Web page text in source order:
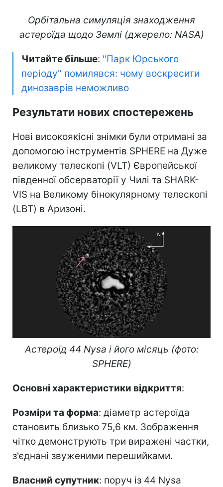
Орбітальна симуляція знаходження
астероїда щодо Землі (джерело: NASA)
Читайте більше: "Парк Юрського
періоду" помилявся: чому воскресити
динозаврів неможливо
Результати нових спостережень
Нові високоякісні знімки були отримані за
допомогою інструментів SPHERE на Дуже
великому телескопі (VLT) Європейської
південної обсерваторії у Чилі та SHARK-
VIS на Великому бінокулярному телескопі
(LBT) в Аризоні.
Астероїд 44 Nysa і його місяць (фото:
SPHERE)
Основні характеристики відкриття:
Розміри та форма: діаметр астероїда
становить близько 75,6 км. Зображення
чітко демонструють три виражені частки,
з'єднані звуженими перешийками.
Власний супутник: поруч із 44 Nysa